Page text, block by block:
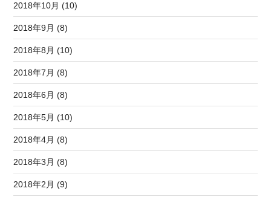
2018年10月 (10)
2018年9月 (8)
2018年8月 (10)
2018年7月 (8)
2018年6月 (8)
2018年5月 (10)
2018年4月 (8)
2018年3月 (8)
2018年2月 (9)